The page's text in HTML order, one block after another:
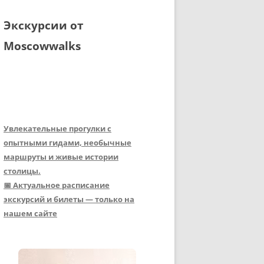
Экскурсии от
Moscowwalks
Увлекательные прогулки с
опытными гидами, необычные
маршруты и живые истории
столицы.
📅 Актуальное расписание
экскурсий и билеты — только на
нашем сайте